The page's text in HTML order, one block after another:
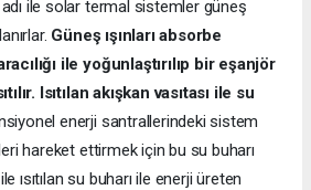
ile solar termal sistemler güneş
Güneş ışınları absorbe
ile yoğunlaştırılıp bir eşanjör
Isıtılan akışkan vasıtası ile su
enerji santrallerindeki sistem
hareket ettirmek için bu su buharı
ile ısıtılan su buharı ile enerji üreten